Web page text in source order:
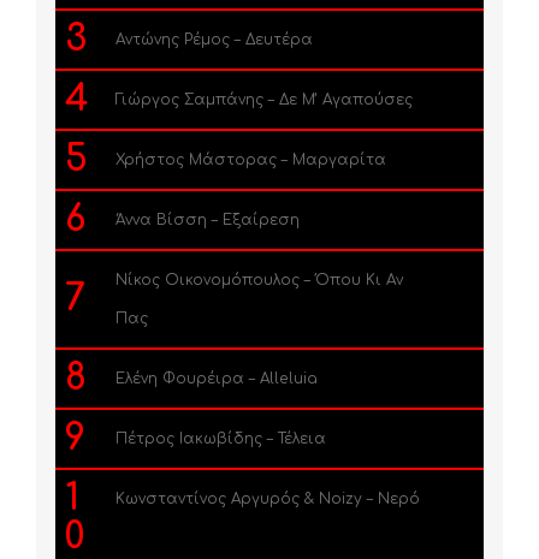
3 Αντώνης Ρέμος – Δευτέρα
4 Γιώργος Σαμπάνης – Δε Μ’ Αγαπούσες
5 Χρήστος Μάστορας – Μαργαρίτα
6 Άννα Βίσση – Εξαίρεση
7 Νίκος Οικονομόπουλος – Όπου Κι Αν
Πας
8 Ελένη Φουρέιρα – Alleluia
9 Πέτρος Ιακωβίδης – Τέλεια
1
0
Κωνσταντίνος Αργυρός & Noizy – Νερό